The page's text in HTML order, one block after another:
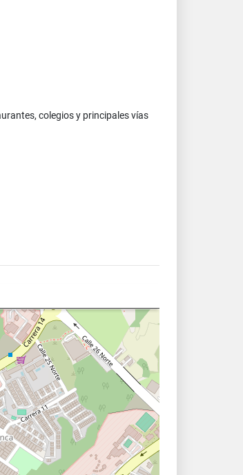
colegios y principales vías